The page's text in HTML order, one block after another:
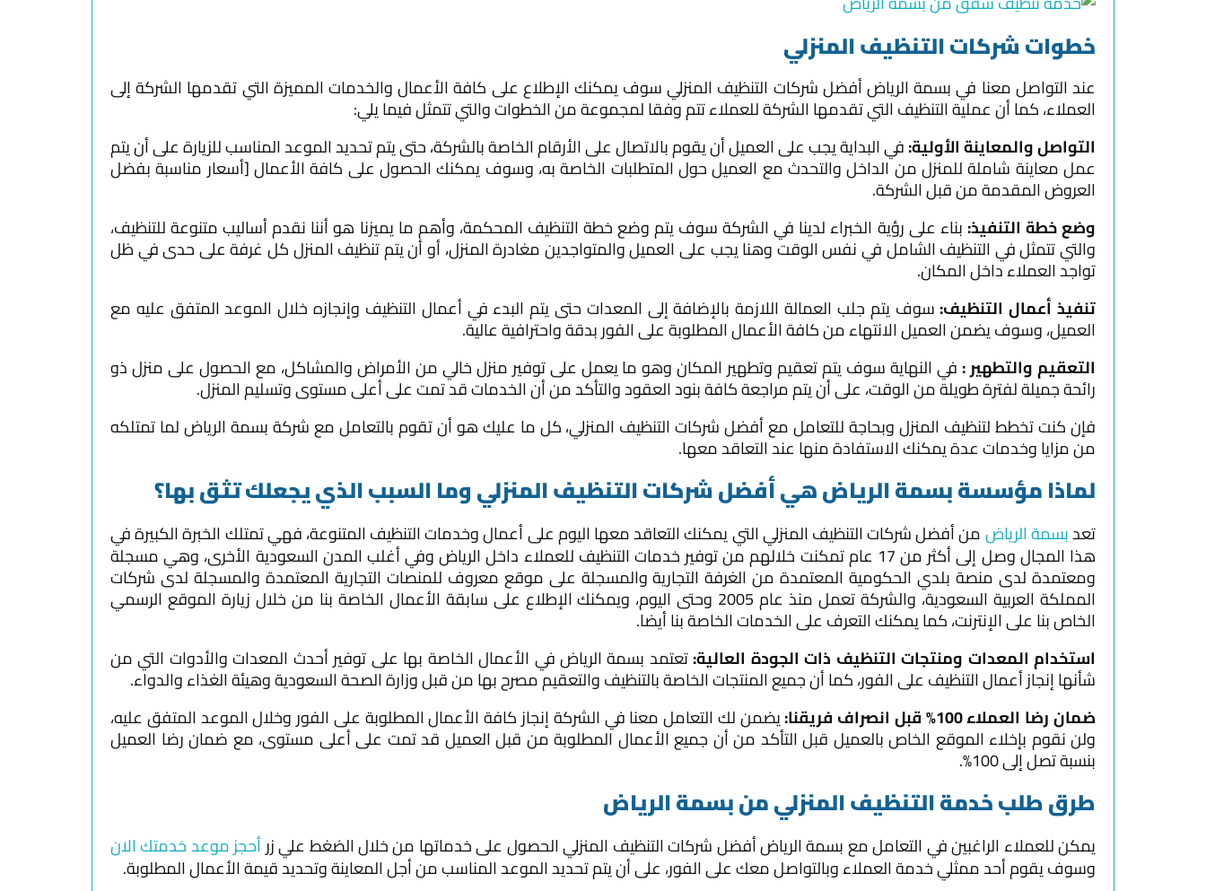
خطوات شركات التنظيف المنزلي
عند التواصل معنا في بسمة الرياض أفضل شركات التنظيف المنزلي سوف يمكنك الإطلاع على كافة الأعمال والخدمات المميزة التي تقدمها الشركة إلى
العملاء، كما أن عملية التنظيف التي تقدمها الشركة للعملاء تتم وفقا لمجموعة من الخطوات والتي تتمثل فيما يلي:
التواصل والمعاينة الأولية:في البداية يجب على العميل أن يقوم بالاتصال على الأرقام الخاصة بالشركة، حتى يتم تحديد الموعد المناسب للزيارة على أن يتم
عمل معاينة شاملة للمنزل من الداخل والتحدث مع العميل حول المتطلبات الخاصة به، وسوف يمكنك الحصول على كافة الأعمال [أسعار مناسبة بفضل
العروض المقدمة من قبل الشركة.
وضع خطة التنفيذ: بناء على رؤية الخبراء لدينا في الشركة سوف يتم وضع خطة التنظيف المحكمة، وأهم ما يميزنا هو أننا نقدم أساليب متنوعة للتنظيف،
والتي تتمثل في التنظيف الشامل في نفس الوقت وهنا يجب على العميل والمتواجدين مغادرة المنزل، أو أن يتم تنظيف المنزل كل غرفة على حدى في ظل
تواجد العملاء داخل المكان.
تنفيذ أعمال التنظيف: سوف يتم جلب العمالة اللازمة بالإضافة إلى المعدات حتى يتم البدء في أعمال التنظيف وإنجازه خلال الموعد المتفق عليه مع
العميل، وسوف يضمن العميل الانتهاء من كافة الأعمال المطلوبة على الفور بدقة واحترافية عالية.
التعقيم والتطهير : في النهاية سوف يتم تعقيم وتطهير المكان وهو ما يعمل على توفير منزل خالي من الأمراض والمشاكل، مع الحصول على منزل ذو
رائحة جميلة لفترة طويلة من الوقت، على أن يتم مراجعة كافة بنود العقود والتأكد من أن الخدمات قد تمت على أعلى مستوى وتسليم المنزل.
فإن كنت تخطط لتنظيف المنزل وبحاجة للتعامل مع أفضل شركات التنظيف المنزلي، كل ما عليك هو أن تقوم بالتعامل مع شركة بسمة الرياض لما تمتلكه
من مزايا وخدمات عدة يمكنك الاستفادة منها عند التعاقد معها.
لماذا مؤسسة بسمة الرياض هي أفضل شركات التنظيف المنزلي وما السبب الذي يجعلك تثق بها؟
تعدبسمة الرياضمن أفضل شركات التنظيف المنزلي التي يمكنك التعاقد معها اليوم على أعمال وخدمات التنظيف المتنوعة، فهي تمتلك الخبرة الكبيرة في
هذا المجال وصل إلى أكثر من 17 عام تمكنت خلالهم من توفير خدمات التنظيف للعملاء داخل الرياض وفي أغلب المدن السعودية الأخرى، وهي مسجلة
ومعتمدة لدى منصة بلدي الحكومية المعتمدة من الغرفة التجارية والمسجلة على موقع معروف للمنصات التجارية المعتمدة والمسجلة لدى شركات
المملكة العربية السعودية، والشركة تعمل منذ عام 2005 وحتى اليوم، ويمكنك الإطلاع على سابقة الأعمال الخاصة بنا من خلال زيارة الموقع الرسمي
الخاص بنا على الإنترنت، كما يمكنك التعرف على الخدمات الخاصة بنا أيضا.
استخدام المعدات ومنتجات التنظيف ذات الجودة العالية:تعتمد بسمة الرياض في الأعمال الخاصة بها على توفير أحدث المعدات والأدوات التي من
شأنها إنجاز أعمال التنظيف على الفور، كما أن جميع المنتجات الخاصة بالتنظيف والتعقيم مصرح بها من قبل وزارة الصحة السعودية وهيئة الغذاء والدواء.
ضمان رضا العملاء 100% قبل انصراف فريقنا:
يضمن لك التعامل معنا في الشركة إنجاز كافة الأعمال المطلوبة على الفور وخلال الموعد المتفق عليه،
ولن نقوم بإخلاء الموقع الخاص بالعميل قبل التأكد من أن جميع الأعمال المطلوبة من قبل العميل قد تمت على أعلى مستوى، مع ضمان رضا العميل
بنسبة تصل إلى 100%.
طرق طلب خدمة التنظيف المنزلي من بسمة الرياض
يمكن للعملاء الراغبين في التعامل مع بسمة الرياض أفضل شركات التنظيف المنزلي الحصول على خدماتها من خلال الضغط علي زرأحجز موعد خدمتك الان
وسوف يقوم أحد ممثلي خدمة العملاء وبالتواصل معك على الفور، على أن يتم تحديد الموعد المناسب من أجل المعاينة وتحديد قيمة الأعمال المطلوبة.